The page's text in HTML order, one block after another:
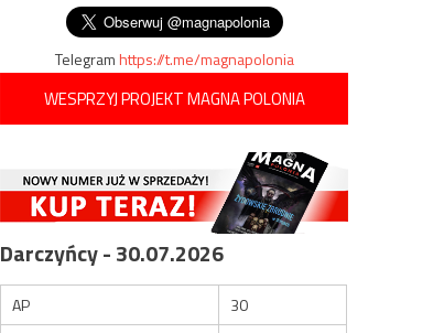
Telegramhttps://t.me/magnapolonia
WESPRZYJ PROJEKT MAGNA POLONIA
Darczyńcy - 30.07.2026
AP
30